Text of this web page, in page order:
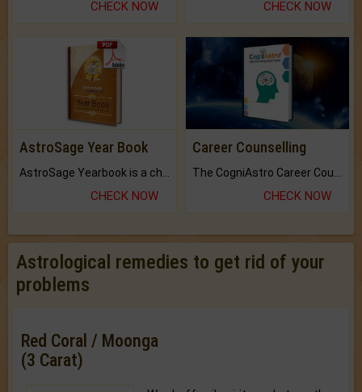
CHECK NOW CHECK NOW
AstroSage Year Book
CHECK NOW
Career Counselling
CHECK NOW
Astrological remedies to get rid of your
problems
Red Coral / Moonga
(3 Carat)